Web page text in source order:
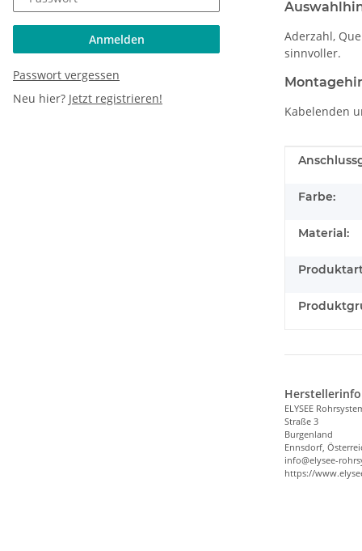
Aderzahl,
sinnvoller.
Kabelenden
Wert
Farbe:
Material:
ELYSEE
Straße 3
Burgenland
Ennsdorf,
info@elysee-
https://
Anmelden
Passwort vergessen
Neu hier? Jetzt registrieren!